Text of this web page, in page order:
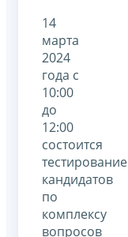
14
марта
2024
года с
10:00
до
12:00
состоится
тестирование
кандидатов
по
комплексу
вопросов